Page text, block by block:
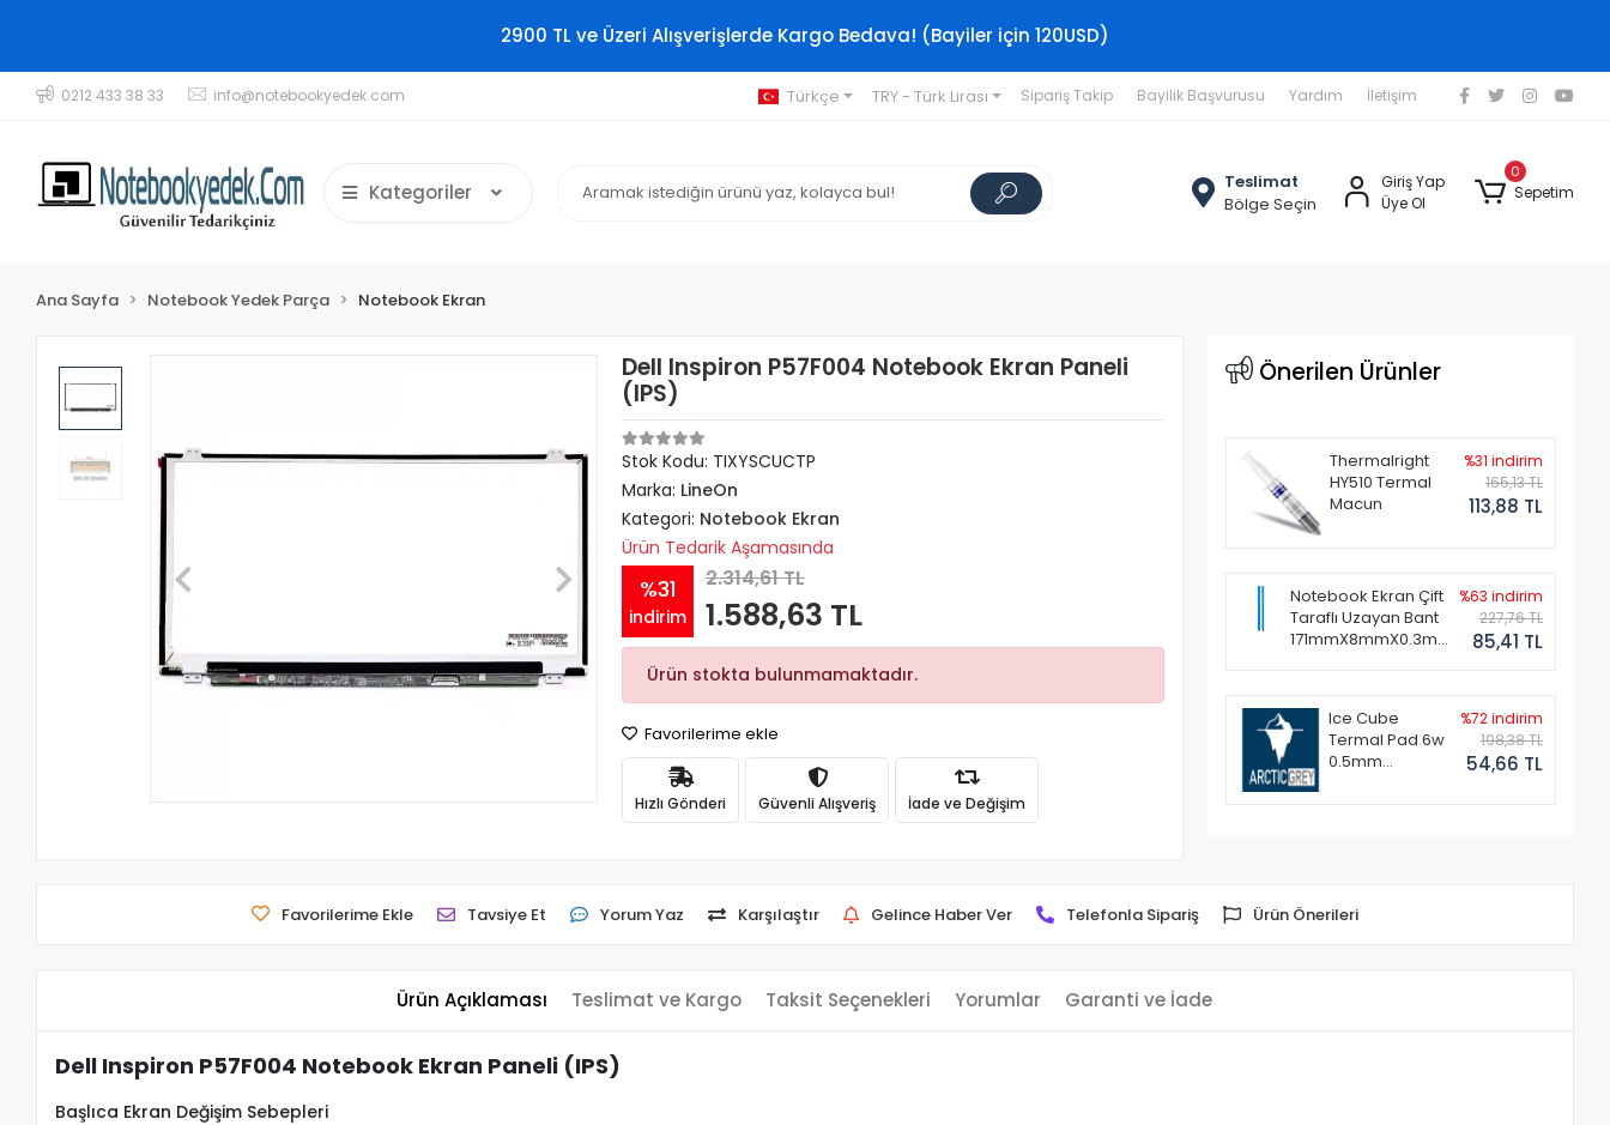
2900 TL ve Üzeri Alışverişlerde Kargo Bedava! (Bayiler için 120USD)
0212 433 38 33 info@notebookyedek.com Türkçe TRY - Türk Lirası Sipariş Takip Bayilik Başvurusu Yardım İletişim
Kategoriler
Teslimat
Bölge Seçin
Giriş Yap
Üye Ol
0
Sepetim
Ana Sayfa Notebook Yedek Parça Notebook Ekran
Dell Inspiron P57F004 Notebook Ekran Paneli
(IPS)
Stok Kodu: TIXYSCUCTP
Marka: LineOn
Kategori: Notebook Ekran
Ürün Tedarik Aşamasında
%31
indirim
2.314,61 TL
1.588,63 TL
Ürün stokta bulunmamaktadır.
Favorilerime ekle
Hızlı Gönderi Güvenli Alışveriş İade ve Değişim
Önerilen Ürünler
Thermalright
HY510 Termal
Macun
%31 indirim
165,13 TL
113,88 TL
Notebook Ekran Çift
Taraflı Uzayan Bant
171mmX8mmX0.3mm
%63 indirim
227,76 TL
85,41 TL
Ice Cube
Termal Pad 6w
0.5mm
%72 indirim
198,38 TL
54,66 TL
Favorilerime Ekle Tavsiye Et Yorum Yaz Karşılaştır Gelince Haber Ver Telefonla Sipariş Ürün Önerileri
Ürün Açıklaması Teslimat ve Kargo Taksit Seçenekleri Yorumlar Garanti ve İade
Dell Inspiron P57F004 Notebook Ekran Paneli (IPS)
Başlıca Ekran Değişim Sebepleri